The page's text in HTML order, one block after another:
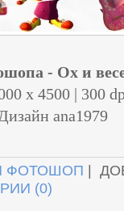
- Ох и
x 4500 | 300
Дизайн аnа1979
ФОТОШОП |
(0)